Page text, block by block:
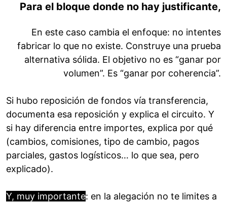
Para el bloque donde no hay justificante,
En este caso cambia el enfoque: no intentes
fabricar lo que no existe. Construye una prueba
alternativa sólida. El objetivo no es “ganar por
volumen”. Es “ganar por coherencia”.
Si hubo reposición de fondos vía transferencia,
documenta esa reposición y explica el circuito. Y
si hay diferencia entre importes, explica por qué
(cambios, comisiones, tipo de cambio, pagos
parciales, gastos logísticos… lo que sea, pero
explicado).
Y, muy importante: en la alegación no te limites a